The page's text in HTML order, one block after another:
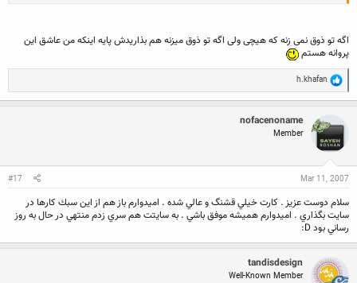
اگه تو ذوق نمی زنه که هیچی ولی اگه تو ذوق میزنه هم بذاریدش پایه اینکه من عاشق این
پروانه هستم
R
e
a
t
i
o
:
h.khafan
nofacenoname
Member
Mar 11, 2007
#17
سلام دوست عزيز . كارت خيلي قشنگ و عالي شده . اميدوارم باز هم از اين سبك كارها در
سايت بگذاري . اميدوارم هميشه موفق باشي . به سايتت هم سري زدم منتهي در حال به روز
رساني بود D:
tandisdesign
Well-Known Member